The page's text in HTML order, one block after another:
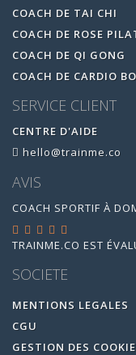
COACH DE TAI CHI
COACH DE ROSE
COACH DE QI GONG
COACH DE CARDIO
SERVICE CLIENT
CENTRE D'AIDE
hello@trainme.co
AVIS
COACH SPORTIF À
TRAINME.CO EST
SOCIETE
MENTIONS LEGALES
CGU
GESTION DES